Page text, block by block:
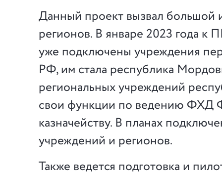
Данный проект вызвал большой
регионов. В январе 2023 года
уже подключены учреждения
РФ, им стала республика
региональных учреждений
свои функции по ведению ФХД
казначейству. В планах
учреждений и регионов.
Также ведется подготовка и